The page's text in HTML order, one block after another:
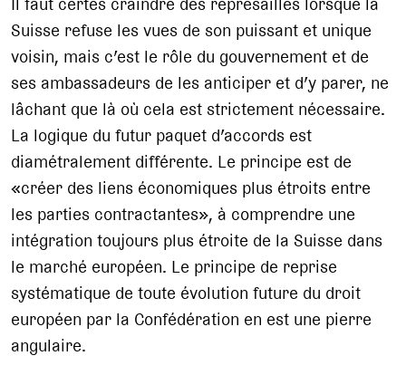
Suisse refuse les vues de son puissant et unique
voisin, mais c’est le rôle du gouvernement et de
ses ambassadeurs de les anticiper et d’y parer, ne
lâchant que là où cela est strictement nécessaire.
La logique du futur paquet d’accords est
diamétralement différente. Le principe est de
«créer des liens économiques plus étroits entre
les parties contractantes», à comprendre une
intégration toujours plus étroite de la Suisse dans
le marché européen. Le principe de reprise
systématique de toute évolution future du droit
européen par la Confédération en est une pierre
angulaire.